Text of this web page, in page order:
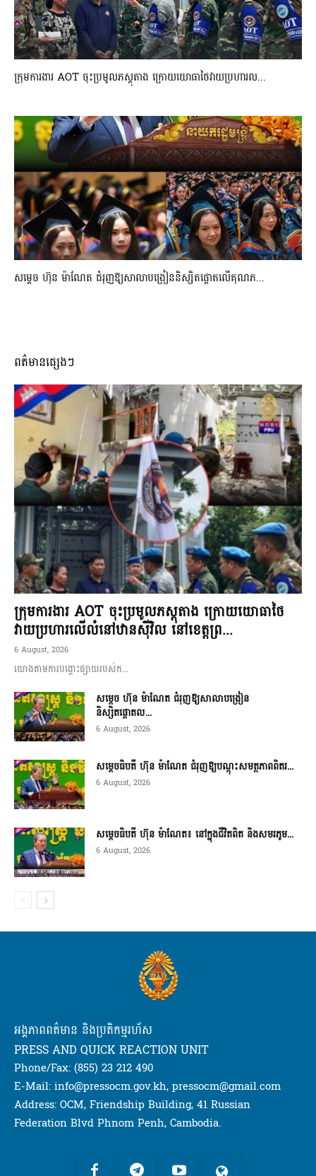
ក្រុមការងារ AOT ចុះប្រមូលភស្តុតាង ក្រោយយោធាថៃវាយប្រហារល...
សម្តេច ហ៊ុន ម៉ាណែត ជំរុញឱ្យសាលាបង្រៀននិស្សិតផ្តោតលើគុណភ...
ពត៌មានផ្សេងៗ
ក្រុមការងារ AOT ចុះប្រមូលភស្តុតាង ក្រោយយោធាថៃ
វាយប្រហារលើលំនៅឋានស៊ីវិល នៅខេត្តព្រ...
6 August, 2026
យោងតាមការបង្ហោះផ្សាយរបស់ក...
សម្តេច ហ៊ុន ម៉ាណែត ជំរុញឱ្យសាលាបង្រៀន
និស្សិតផ្តោតល...
6 August, 2026
សម្តេចធិបតី ហ៊ុន ម៉ាណែត ជំរុញឱ្យបណ្តុះសមត្ថភាពពិតរ...
6 August, 2026
សម្តេចធិបតី ហ៊ុន ម៉ាណែត៖ នៅក្នុងជីវិតពិត និងសមរភូម...
6 August, 2026
អង្គភាពពត៌មាន និងប្រតិកម្មរហ័ស
PRESS AND QUICK REACTION UNIT
Phone/Fax: (855) 23 212 490
E-Mail: info@pressocm.gov.kh, pressocm@gmail.com
Address: OCM, Friendship Building, 41 Russian
Federation Blvd Phnom Penh, Cambodia.